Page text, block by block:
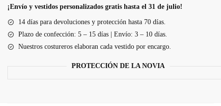
bohemio
larga
con
¡Envío y vestidos personalizados gratis hasta el 31 de julio!
14 días para devoluciones y protección hasta 70 días.
Plazo de confección: 5 – 15 días | Envío: 3 – 10 días.
Nuestros costureros elaboran cada vestido por encargo.
PROTECCIÓN DE LA NOVIA